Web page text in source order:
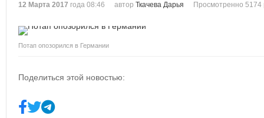
12 Марта 2017 года 08:46 автор Ткачева Дарья Просмотренно 5174
Потап опозорился в Германии
Поделиться этой новостью: